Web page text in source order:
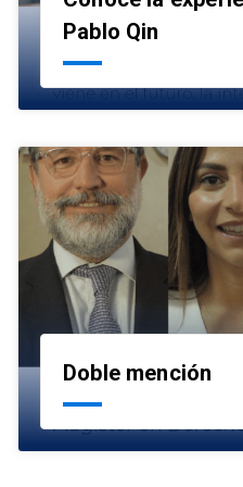
Pablo Qin
Doble mención